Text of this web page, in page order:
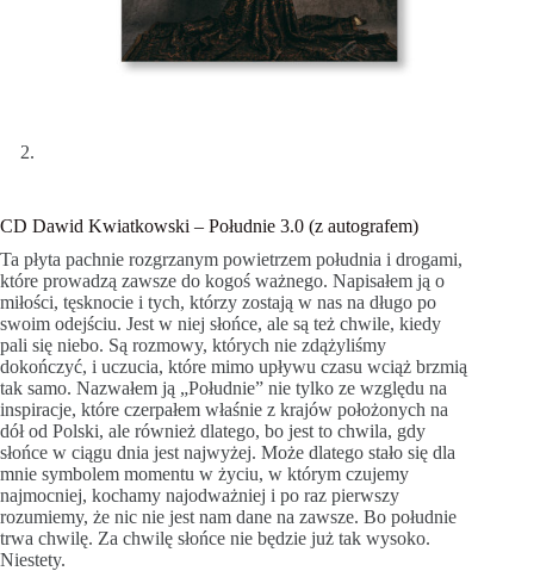
CD Dawid Kwiatkowski – Południe 3.0 (z autografem)
Ta płyta pachnie rozgrzanym powietrzem południa i drogami,
które prowadzą zawsze do kogoś ważnego. Napisałem ją o
miłości, tęsknocie i tych, którzy zostają w nas na długo po
swoim odejściu. Jest w niej słońce, ale są też chwile, kiedy
pali się niebo. Są rozmowy, których nie zdążyliśmy
dokończyć, i uczucia, które mimo upływu czasu wciąż brzmią
tak samo. Nazwałem ją „Południe” nie tylko ze względu na
inspiracje, które czerpałem właśnie z krajów położonych na
dół od Polski, ale również dlatego, bo jest to chwila, gdy
słońce w ciągu dnia jest najwyżej. Może dlatego stało się dla
mnie symbolem momentu w życiu, w którym czujemy
najmocniej, kochamy najodważniej i po raz pierwszy
rozumiemy, że nic nie jest nam dane na zawsze. Bo południe
trwa chwilę. Za chwilę słońce nie będzie już tak wysoko.
Niestety.